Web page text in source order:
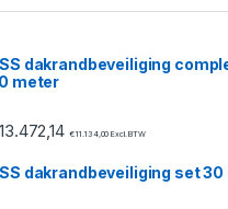
dakrandbeveiliging
meter
13.472,14 €11.134,00 Excl. BTW
dakrandbeveiliging set